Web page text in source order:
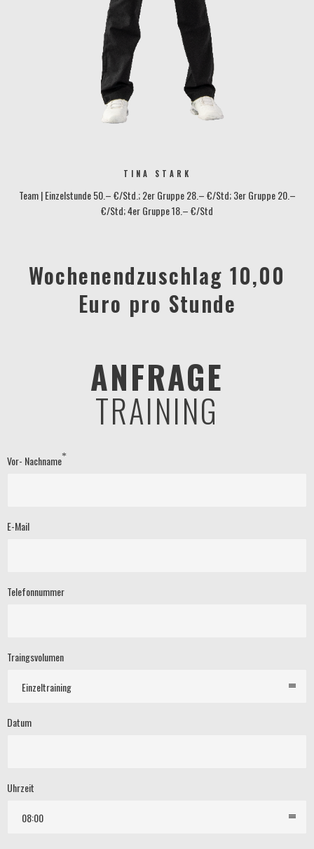
TINA STARK
Team | Einzelstunde 50.– €/Std.; 2er Gruppe 28.– €/Std; 3er Gruppe 20.–
€/Std; 4er Gruppe 18.– €/Std
protennis@tennisbase-konstanz.de
Wochenendzuschlag 10,00
Euro pro Stunde
ANFRAGE
TRAINING
Vor- Nachname*
E-Mail
Telefonnummer
Traingsvolumen
Einzeltraining
Datum
Uhrzeit
08:00